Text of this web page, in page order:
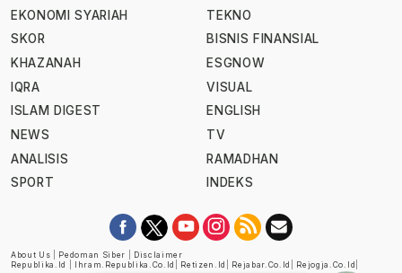
EKONOMI SYARIAH
SKOR
KHAZANAH
IQRA
ISLAM DIGEST
NEWS
ANALISIS
SPORT
TEKNO
BISNIS FINANSIAL
ESGNOW
VISUAL
ENGLISH
TV
RAMADHAN
INDEKS
About Us Pedoman Siber
Disclaimer
Republika.id
Ihram.republika.co.id Retizen.id Rejabar.co.id Rejogja.co.id